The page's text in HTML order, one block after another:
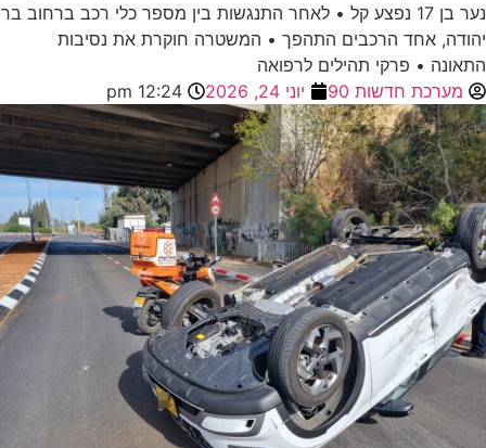
נער בן 17 נפצע קל • לאחר התנגשות בין מספר כלי רכב ברחוב בר
יהודה, אחד הרכבים התהפך • המשטרה חוקרת את נסיבות
התאונה • פרקי תהילים לרפואה
מערכת חדשות 90
יוני 24, 2026 12:24 pm